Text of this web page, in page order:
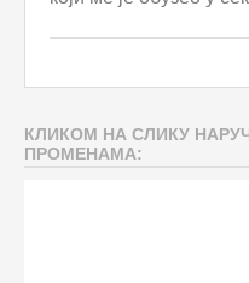
КЛИКОМ НА СЛИКУ
ПРОМЕНАМА: